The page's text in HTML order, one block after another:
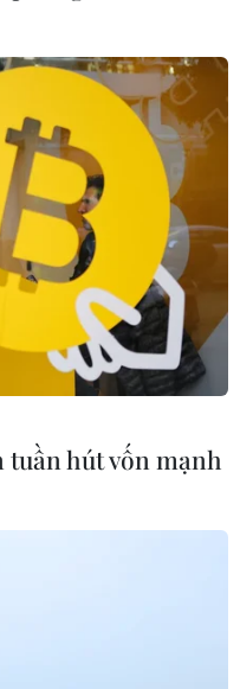
Chính
triển bền vững
tuần hút vốn mạnh